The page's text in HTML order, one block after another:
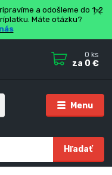
a odošleme do 1-2
Máte otázku?
Menu
Hľadať
0 ks
za 0 €